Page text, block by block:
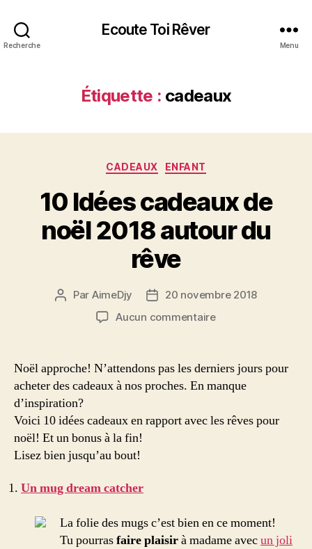
Recherche
Ecoute Toi Rêver
Menu
Étiquette : cadeaux
Catégories
CADEAUX ENFANT
10 Idées cadeaux de
noël 2018 autour du
rêve
Auteur
Par AimeDjy
Date20 novembre 2018
Aucun commentairesur
cadeaux
noël
autour
Noël approche! N’attendons pas les derniers jours pour
acheter des cadeaux à nos proches. En manque
d’inspiration?
Voici 10 idées cadeaux en rapport avec les rêves pour
noël! Et un bonus à la fin!
Lisez bien jusqu’au bout!
Un mug dream catcher
La folie des mugs c’est bien en ce moment!
Tu pourrasfaire plaisirà madame avecun joli